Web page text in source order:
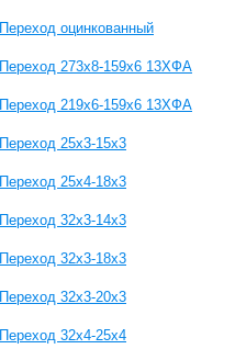
Переход оцинкованный
Переход 273х8-159х6 13ХФА
Переход 219х6-159х6 13ХФА
Переход 25x3-15x3
Переход 25x4-18x3
Переход 32x3-14x3
Переход 32x3-18x3
Переход 32x3-20x3
Переход 32x4-25x4